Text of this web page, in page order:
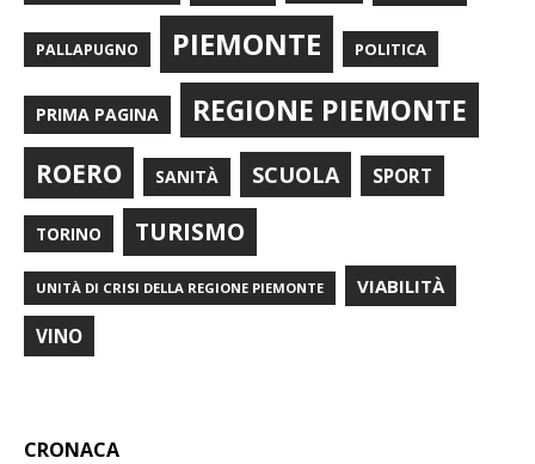
PALLAPUGNO PIEMONTE POLITICA
PRIMA PAGINA REGIONE PIEMONTE
ROERO SANITÀ SCUOLA SPORT
TORINO TURISMO
UNITÀ DI CRISI DELLA REGIONE PIEMONTE VIABILITÀ
VINO
CRONACA